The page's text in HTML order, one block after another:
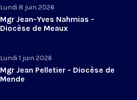
Lundi 8 juin 2026
Mgr Jean-Yves Nahmias -
Diocèse de Meaux
Lundi 1 juin 2026
Mgr Jean Pelletier - Diocèse de
Mende